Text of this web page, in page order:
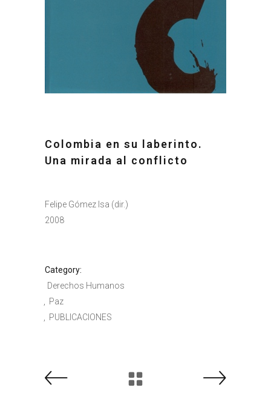
Colombia en su laberinto.
Una mirada al conflicto
Felipe Gómez Isa (dir.)
2008
Category:
Derechos Humanos
Paz
PUBLICACIONES